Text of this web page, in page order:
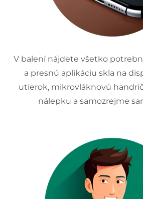
V balení nájdete všetko
a presnú aplikáciu skla na
utierok, mikrovláknovú
nálepku a samozrejme